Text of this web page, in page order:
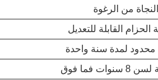
من الرغوة
القابلة للتعديل
لمدة سنة واحدة
فما فوق